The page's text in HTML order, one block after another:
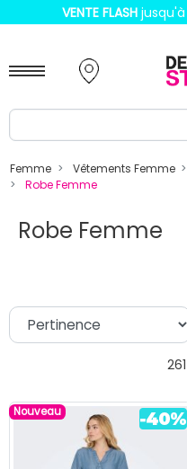
VENTE FLASH jusqu'à
Femme Vêtements Femme
Robe Femme
Robe Femme
Nouveau